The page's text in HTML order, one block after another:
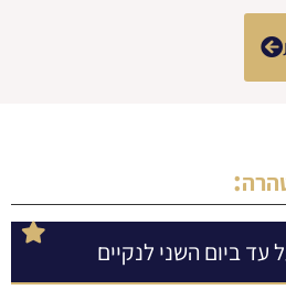
:
ביום השני לנקיים